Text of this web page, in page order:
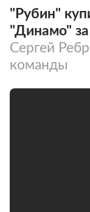
"Рубин"
"Динамо"
Сергей
команды